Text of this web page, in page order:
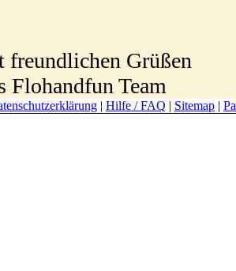
freundlichen Grüßen
Flohandfun Team
| Hilfe / FAQ | Sitemap |